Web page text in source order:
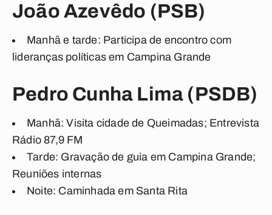
João Azevêdo (PSB)
Manhã e tarde: Participa de encontro com
lideranças políticas em Campina Grande
Pedro Cunha Lima (PSDB)
Manhã: Visita cidade de Queimadas; Entrevista
Rádio 87,9 FM
Tarde: Gravação de guia em Campina Grande;
Reuniões internas
Noite: Caminhada em Santa Rita